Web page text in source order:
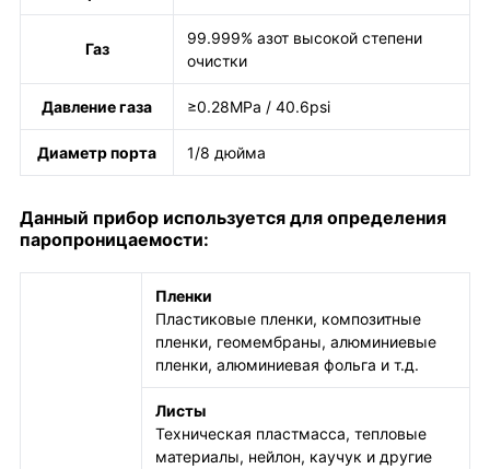
Газ
99.999% азот высокой степени
очистки
Давление газа ≥0.28MPa / 40.6psi
Диаметр порта 1/8 дюйма
Данный прибор используется для определения
паропроницаемости:
Пленки
Пластиковые пленки, композитные
пленки, геомембраны, алюминиевые
пленки, алюминиевая фольга и т.д.
Листы
Техническая пластмасса, тепловые
материалы, нейлон, каучук и другие